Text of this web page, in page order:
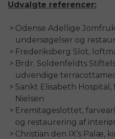
Udvalgte referencer:
Odense Adellige
undersøgelser og
Frederiksberg Slot,
Brdr. Soldenfeldts
udvendige
Sankt Elisabeth Hospital,
Nielsen
Eremitageslottet,
og restaurering af
Christian den IX’s Palæ,